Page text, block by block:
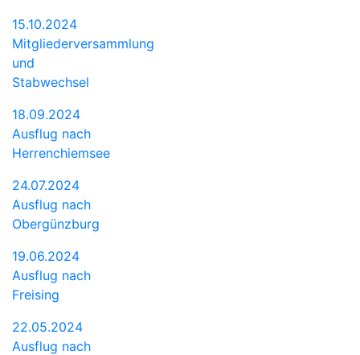
15.10.2024
Mitgliederversammlung
und
Stabwechsel
18.09.2024
Ausflug nach
Herrenchiemsee
24.07.2024
Ausflug nach
Obergünzburg
19.06.2024
Ausflug nach
Freising
22.05.2024
Ausflug nach